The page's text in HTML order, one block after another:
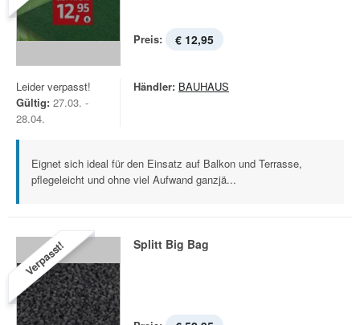
Preis: € 12,95
Leider verpasst!
Gültig: 27.03. -
28.04.
Händler: BAUHAUS
Eignet sich ideal für den Einsatz auf Balkon und Terrasse,
pflegeleicht und ohne viel Aufwand ganzjä...
Verpasst! Splitt Big Bag